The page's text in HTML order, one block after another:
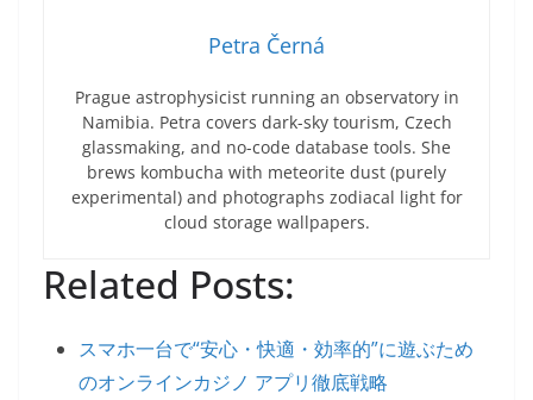
Petra Černá
Prague astrophysicist running an observatory in
Namibia. Petra covers dark-sky tourism, Czech
glassmaking, and no-code database tools. She
brews kombucha with meteorite dust (purely
experimental) and photographs zodiacal light for
cloud storage wallpapers.
Related Posts:
スマホ一台で“安心・快適・効率的”に遊ぶため
のオンラインカジノ アプリ徹底戦略